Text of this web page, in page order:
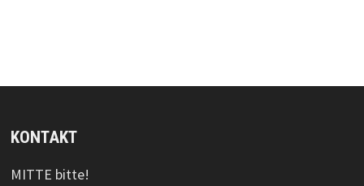
KONTAKT
MITTE bitte!